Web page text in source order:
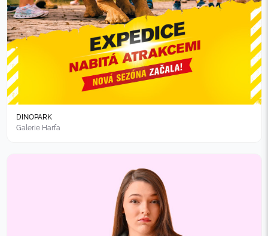
DINOPARK
Galerie Harfa